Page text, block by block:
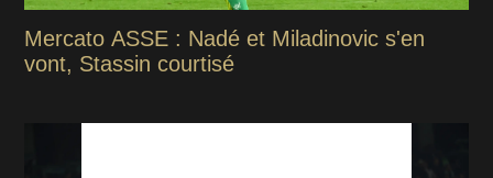
Mercato ASSE : Nadé et Miladinovic s'en
vont, Stassin courtisé